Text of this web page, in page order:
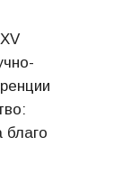
благо